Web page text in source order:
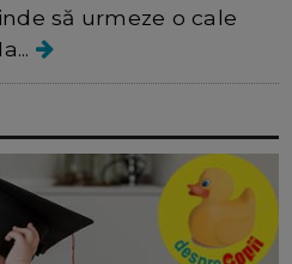
să urmeze o cale